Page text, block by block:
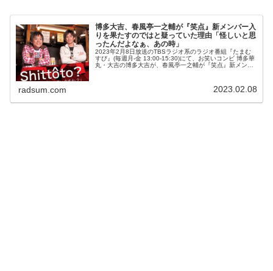
博多大吉、春風亭一之輔が『笑点』新メンバー入
りを果たすのではと疑っていた理由「怪しいと思
ったんだよなぁ、あの時」
2023年2月8日放送のTBSラジオ系のラジオ番組『たまむ
すび』(毎週月-金 13:00-15:30)にて、お笑いコンビ 博多華
丸・大吉の博多大吉が、春風亭一之輔が『笑点』新メンバ
radsum.com 2023.02.08